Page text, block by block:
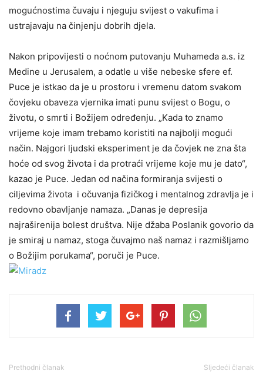
mogućnostima čuvaju i njeguju svijest o vakufima i
ustrajavaju na činjenju dobrih djela.
Nakon pripovijesti o noćnom putovanju Muhameda a.s. iz
Medine u Jerusalem, a odatle u više nebeske sfere ef.
Puce je istkao da je u prostoru i vremenu datom svakom
čovjeku obaveza vjernika imati punu svijest o Bogu, o
životu, o smrti i Božijem određenju. „Kada to znamo
vrijeme koje imam trebamo koristiti na najbolji mogući
način. Najgori ljudski eksperiment je da čovjek ne zna šta
hoće od svog života i da protraći vrijeme koje mu je dato“,
kazao je Puce. Jedan od načina formiranja svijesti o
ciljevima života i očuvanja fizičkog i mentalnog zdravlja je i
redovno obavljanje namaza. „Danas je depresija
najraširenija bolest društva. Nije džaba Poslanik govorio da
je smiraj u namaz, stoga čuvajmo naš namaz i razmišljamo
o Božijim porukama“, poruči je Puce.
Prethodni članak Sljedeći članak